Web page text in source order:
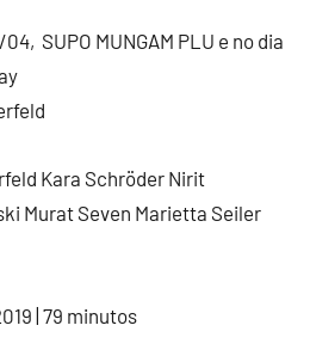
SUPO MUNGAM PLU e no dia
Kara Schröder Nirit
Murat Seven Marietta Seiler
| 79 minutos